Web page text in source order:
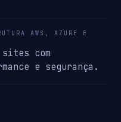
AWS, AZURE E
sites com
e segurança.